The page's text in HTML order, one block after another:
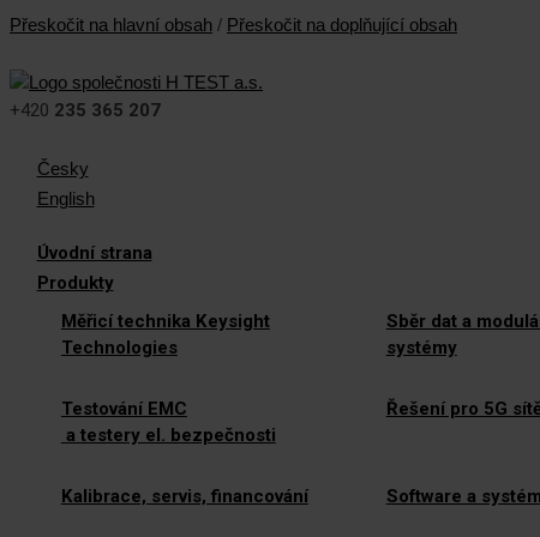
Přeskočit na hlavní obsah / Přeskočit na doplňující obsah
+420 235 365 207
Česky
English
Úvodní strana
Produkty
Měřicí technika Keysight
Technologies
Sběr dat a
systémy
Testování EMC
a testery el. bezpečnosti
Řešení pro 5G
Kalibrace, servis, financování Software a